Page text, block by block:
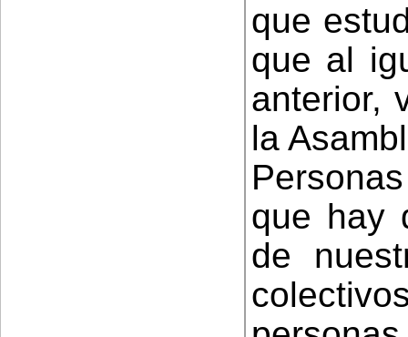
que
que al
anterior,
la
que hay
de